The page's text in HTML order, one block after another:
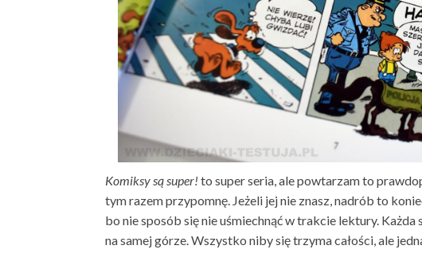
Komiksy są super! to super seria, ale powtarzam to
tym razem przypomnę. Jeżeli jej nie znasz, nadrób to
bo nie sposób się nie uśmiechnąć w trakcie lektury.
na samej górze. Wszystko niby się trzyma całości, ale